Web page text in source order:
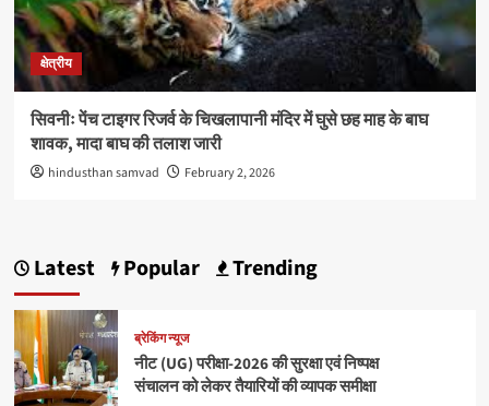
क्षेत्रीय
सिवनीः पेंच टाइगर रिजर्व के चिखलापानी मंदिर में घुसे छह माह के बाघ
शावक, मादा बाघ की तलाश जारी
hindusthan samvad February 2, 2026
Latest Popular Trending
ब्रेकिंग न्यूज
नीट (UG) परीक्षा-2026 की सुरक्षा एवं निष्पक्ष
संचालन को लेकर तैयारियों की व्यापक समीक्षा